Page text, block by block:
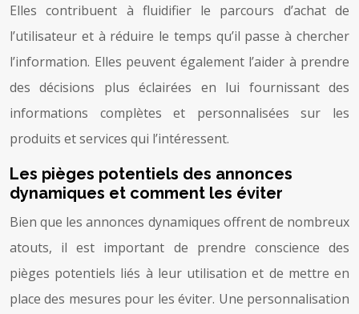
Elles contribuent à fluidifier le parcours d’achat de
l’utilisateur et à réduire le temps qu’il passe à chercher
l’information. Elles peuvent également l’aider à prendre
des décisions plus éclairées en lui fournissant des
informations complètes et personnalisées sur les
produits et services qui l’intéressent.
Les pièges potentiels des annonces
dynamiques et comment les éviter
Bien que les annonces dynamiques offrent de nombreux
atouts, il est important de prendre conscience des
pièges potentiels liés à leur utilisation et de mettre en
place des mesures pour les éviter. Une personnalisation